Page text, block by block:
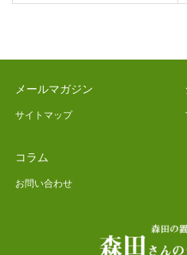
メールマガジン
サイトマップ
コラム
お問い合わせ